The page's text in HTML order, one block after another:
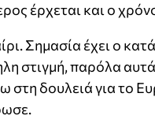
έρχεται και ο
Σημασία έχει ο
στιγμή, παρόλα
στη δουλειά για το